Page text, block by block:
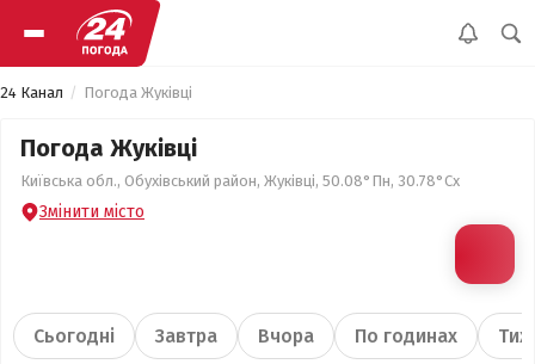
24 Канал Погода Жуківці
Погода Жуківці
Київська обл., Обухівський район, Жуківці, 50.08°Пн, 30.78°Сх
Змінити місто
Сьогодні Завтра Вчора По годинах